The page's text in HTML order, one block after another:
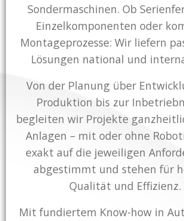
Sondermaschinen. Ob
Einzelkomponenten oder
Montageprozesse: Wir liefern
Lösungen national und
Von der Planung über
Produktion bis zur
begleiten wir Projekte
Anlagen – mit oder ohne
exakt auf die jeweiligen
abgestimmt und stehen für
Qualität und Effizienz.
Mit fundiertem Know-how in